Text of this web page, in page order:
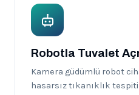
Robotla Tuvalet
Kamera güdümlü robot
hasarsız tıkanıklık